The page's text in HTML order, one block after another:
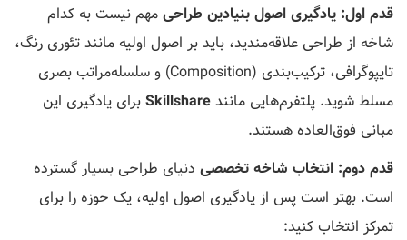
قدم اول: یادگیری اصول بنیادین طراحیمهم نیست به کدام
شاخه از طراحی علاقه‌مندید، باید بر اصول اولیه مانند تئوری رنگ،
تایپوگرافی، ترکیب‌بندی (Composition) و سلسله‌مراتب بصری
مسلط شوید. پلتفرم‌هایی مانندSkillshareبرای یادگیری این
مبانی فوق‌العاده هستند.
قدم دوم: انتخاب شاخه تخصصی دنیای طراحی بسیار گسترده
است. بهتر است پس از یادگیری اصول اولیه، یک حوزه را برای
تمرکز انتخاب کنید: